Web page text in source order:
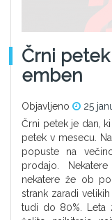
Črni
emben
Objavljeno 25
Črni petek je dan,
petek v mesecu.
popuste na
prodajo.
nekatere že ob
strank zaradi
tudi do 80%. Leta